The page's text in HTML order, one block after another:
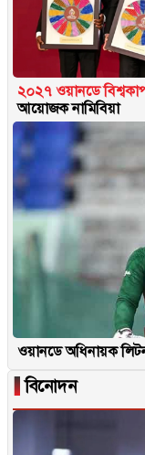
২০২৭ ওয়ানডে
আয়োজক নামিবিয়া
ওয়ানডে অধিনায়ক
▐বিনোদন